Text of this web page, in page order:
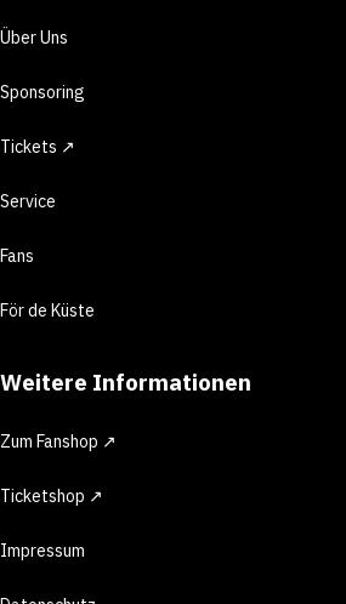
Über Uns
Sponsoring
Tickets ↗
Service
Fans
För de Küste
Weitere Informationen
Zum Fanshop ↗
Ticketshop ↗
Impressum